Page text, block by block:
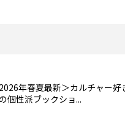
年春夏最新＞カルチャー好
個性派ブックショ...